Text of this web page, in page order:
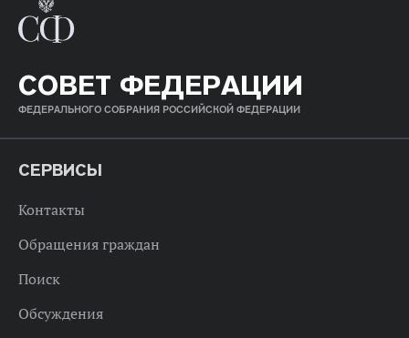
СОВЕТ ФЕДЕРАЦИИ
ФЕДЕРАЛЬНОГО СОБРАНИЯ РОССИЙСКОЙ ФЕДЕРАЦИИ
СЕРВИСЫ
Контакты
Обращения граждан
Поиск
Обсуждения